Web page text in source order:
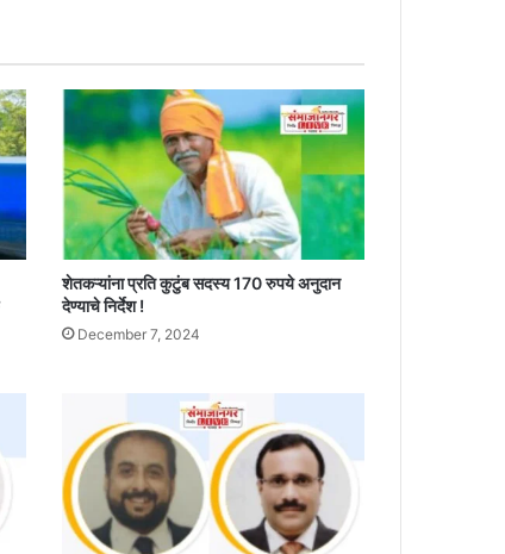
शेतकऱ्यांना प्रति कुटुंब सदस्य 170 रुपये अनुदान
देण्याचे निर्देश !
December 7, 2024